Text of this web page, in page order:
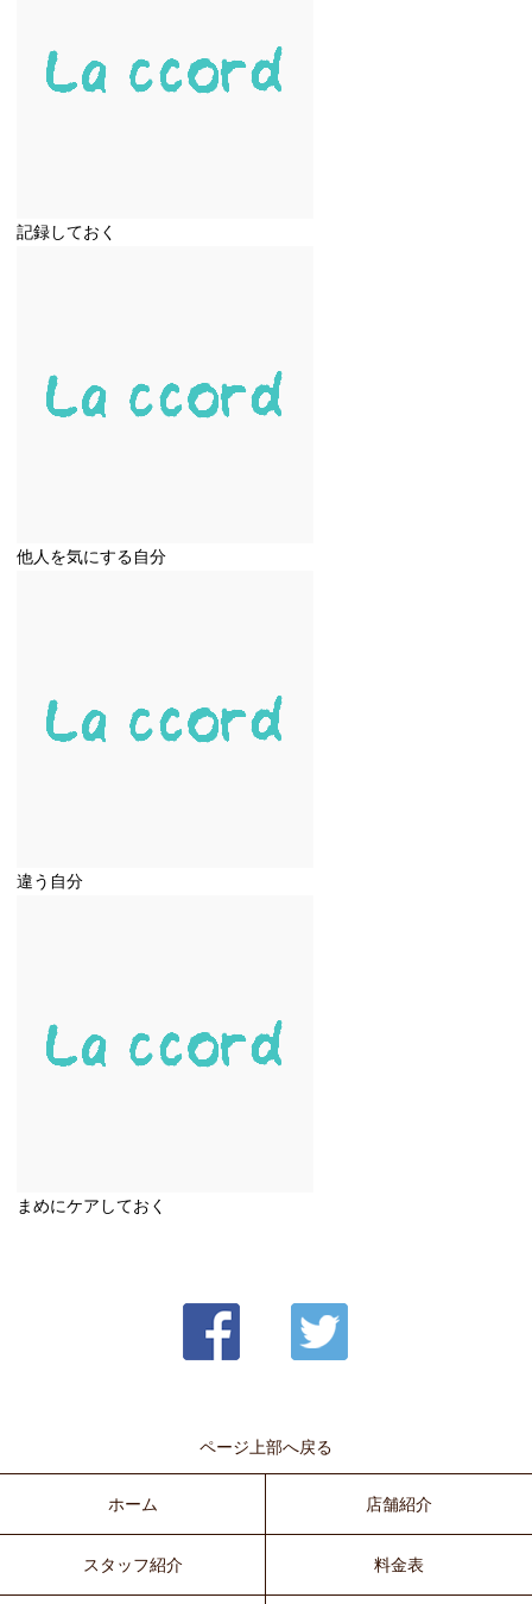
記録しておく
他人を気にする自分
違う自分
まめにケアしておく
ページ上部へ戻る
ホーム 店舗紹介
スタッフ紹介 料金表